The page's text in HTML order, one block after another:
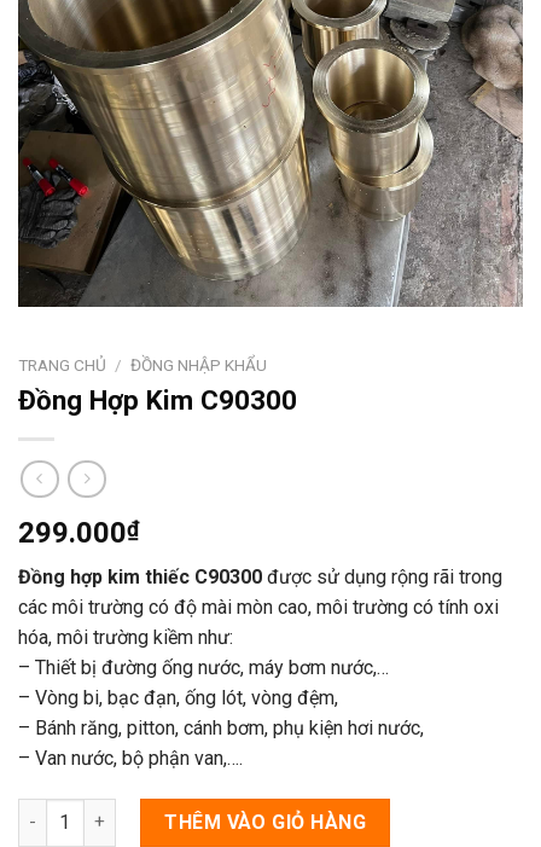
TRANG CHỦ / ĐỒNG NHẬP KHẨU
Đồng Hợp Kim C90300
299.000₫
Đồng hợp kim thiếc C90300 được sử dụng rộng rãi trong
các môi trường có độ mài mòn cao, môi trường có tính oxi
hóa, môi trường kiềm như:
– Thiết bị đường ống nước, máy bơm nước,…
– Vòng bi, bạc đạn, ống lót, vòng đệm,
– Bánh răng, pitton, cánh bơm, phụ kiện hơi nước,
– Van nước, bộ phận van,….
Đồng Hợp Kim C90300 số lượng
THÊM VÀO GIỎ HÀNG